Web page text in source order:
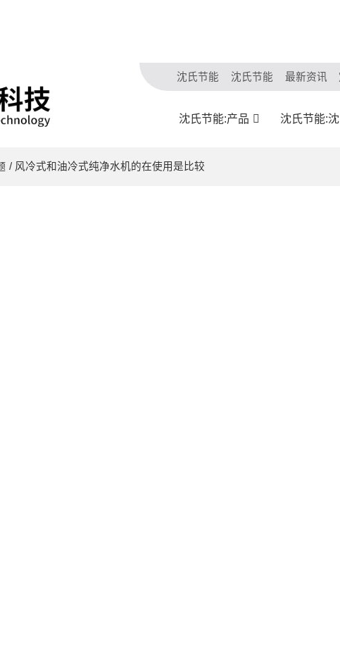
沈氏节能 沈氏节能 最新资讯
沈氏节能:产品 沈氏节能:
/ 风冷式和油冷式纯净水机的在使用是比较